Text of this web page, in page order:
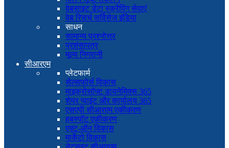
वेबसाइट डेटा स्क्रैपिंग सेवाएं
वेब रिसर्च सर्विसेज इंडिया
साधन
सामान्य प्रश्नोत्तर
प्रशंसापत्र
मूल्य निगरानी
सीआरएम
प्लेटफार्म
सेल्सफोर्स विकास
माइक्रोसॉफ्ट डायनेमिक्स 365
शेयर प्वाइंट और कार्यालय 365
एसएपी सीआरएम एकीकरण
हबस्पॉट एकीकरण
एक्ट-ऑन विकास
मार्केटो विकास